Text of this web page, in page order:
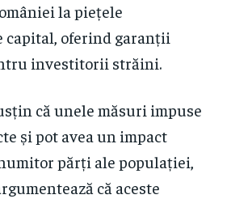
la piețele
oferind garanții
investitorii străini.
că unele măsuri impuse
și pot avea un impact
părți ale populației,
că aceste